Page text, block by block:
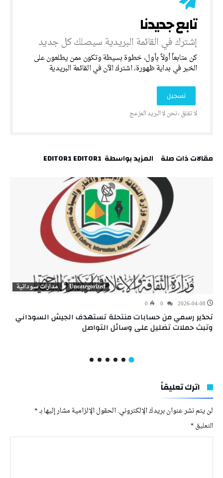
‎كن متابعاً أولاً بأول، خطوة بسيطة وتكون ممن يطلعون على
الخبر في بداية ظهورة، اشترك الآن في القائمة البريدية
‫مقالات ذات صلة‬ ‫‫المزيد بواسطة‬ ‬ EDITOR1 EDITOR1
Uncategorized مدارات سودانية
2026-04-08
0
تحذير رسمي من حسابات منتحلة تستهدف الجيش السوداني
وتبث حملات تضليل على وسائل التواصل
اترك تعليقاً
لن يتم نشر عنوان بريدك الإلكتروني.الحقول الإلزامية مشار إليها بـ*
التعليق*